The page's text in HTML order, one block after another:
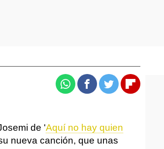
WhatsappFacebook
Twitter
de 'Aquí no hay quien
nueva canción, que unas